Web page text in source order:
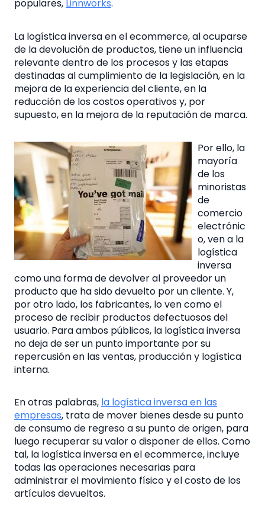
populares, Linnworks.
La logística inversa en el ecommerce,al ocuparse
de la devolución de productos, tiene un influencia
relevante dentro de los procesos y las etapas
destinadas al cumplimiento de la legislación, en la
mejora de la experiencia del cliente, en la
reducción de los costos operativos y, por
supuesto, en la mejora de la reputación de marca.
Por ello, la
mayoría
de los
minoristas
de
comercio
electrónic
o, ven a la
logística
inversa
como una forma de devolver al proveedor un
producto que ha sido devuelto por un cliente. Y,
por otro lado, los fabricantes, lo ven como el
proceso de recibir productos defectuosos del
usuario. Para ambos públicos, la logística inversa
no deja de ser un punto importante por su
repercusión en las ventas, producción y logística
interna.
En otras palabras, la logística inversa en las
empresas, trata de mover bienes desde su punto
de consumo de regreso a su punto de origen, para
luego recuperar su valor o disponer de ellos. Como
tal, la logística inversa en el ecommerce, incluye
todas las operaciones necesarias para
administrar el movimiento físico y el costo de los
artículos devueltos.